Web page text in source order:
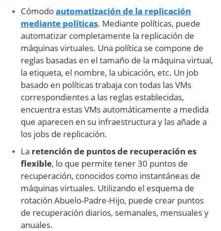
Cómodoautomatización de la replicación
mediante políticas. Mediante políticas, puede
automatizar completamente la replicación de
máquinas virtuales. Una política se compone de
reglas basadas en el tamaño de la máquina virtual,
la etiqueta, el nombre, la ubicación, etc. Un job
basado en políticas trabaja con todas las VMs
correspondientes a las reglas establecidas,
encuentra estas VMs automáticamente a medida
que aparecen en su infraestructura y las añade a
los jobs de replicación.
La retención de puntos de recuperación es
flexible, lo que permite tener 30 puntos de
recuperación, conocidos como instantáneas de
máquinas virtuales. Utilizando el esquema de
rotación Abuelo-Padre-Hijo, puede crear puntos
de recuperación diarios, semanales, mensuales y
anuales.